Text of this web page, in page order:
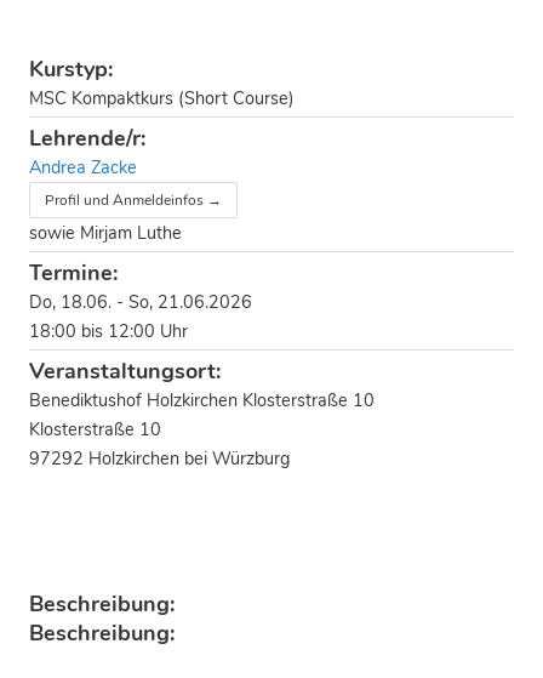
Kurstyp:
MSC Kompaktkurs (Short Course)
Lehrende/r:
Andrea Zacke
Profil und Anmeldeinfos →
sowie Mirjam Luthe
Termine:
Do, 18.06. - So, 21.06.2026
18:00 bis 12:00 Uhr
Veranstaltungsort:
Benediktushof Holzkirchen Klosterstraße 10
Klosterstraße 10
97292 Holzkirchen bei Würzburg
Beschreibung:
Beschreibung: